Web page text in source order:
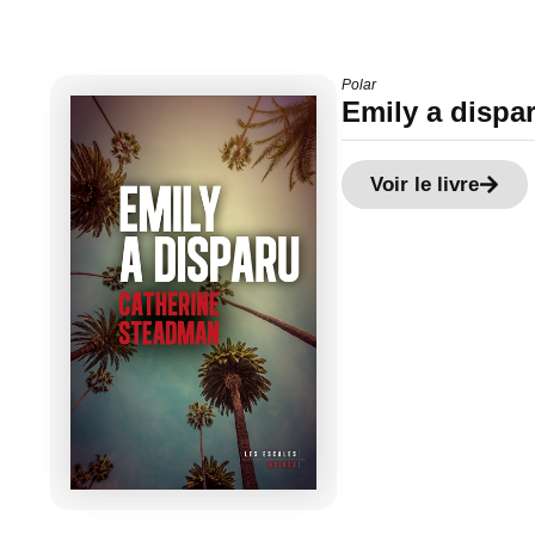
Polar
Emily a
Voir le livre